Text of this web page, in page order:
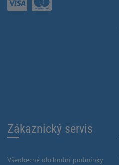
Zákaznický servis
Všeobecné obchodní podmínky